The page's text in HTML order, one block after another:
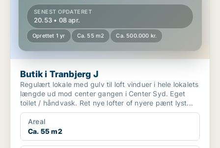
SENEST OPDATERET
20.53 • 08 apr.
Oprettet 1 yr Ca. 55 m2 Ca. 500.000 kr.
Butik i Tranbjerg J
Regulært lokale med gulv til loft vinduer i hele lokalets
længde ud mod center gangen i Center Syd. Eget
toilet / håndvask. Ret nye lofter of nyere pænt lyst...
Areal
Ca. 55 m2